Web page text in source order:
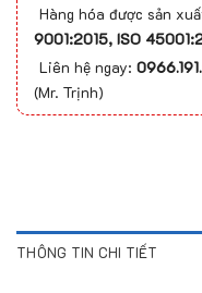
Hàng hóa được sản
9001:2015, ISO
Liên hệ ngay:
(Mr. Trịnh)
THÔNG TIN CHI TIẾT